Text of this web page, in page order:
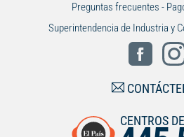
Preguntas frecuentes -
Superintendencia de Industria y
CENTROS